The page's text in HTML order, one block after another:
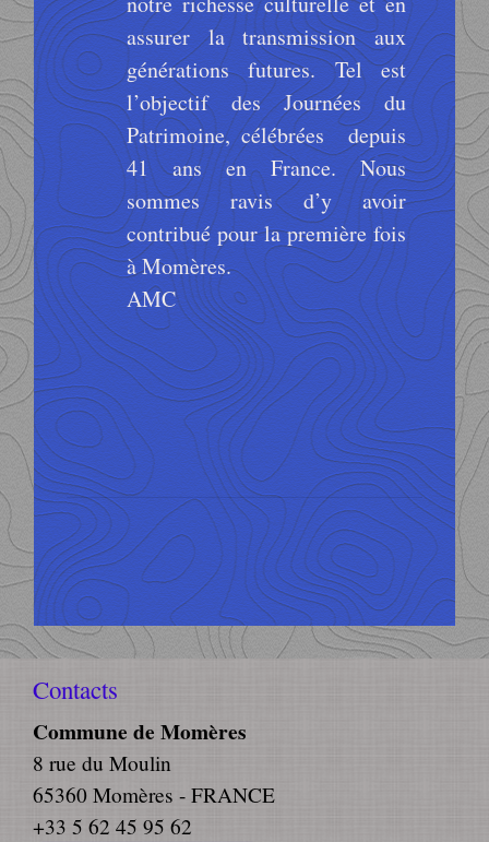
assurer la transmission aux
générations futures. Tel est
l’objectif des Journées du
Patrimoine, célébrées depuis
41 ans en France. Nous
sommes ravis d’y avoir
contribué pour la première fois
à Momères.
AMC
Contacts
Commune de Momères
8 rue du Moulin
65360 Momères - FRANCE
+33 5 62 45 95 62